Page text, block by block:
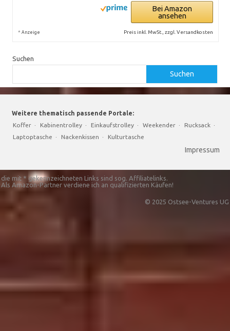
Bei Amazon
ansehen
* Anzeige Preis inkl. MwSt., zzgl. Versandkosten
Suchen
Suchen
Weitere thematisch passende Portale:
Koffer · Kabinentrolley · Einkaufstrolley · Weekender · Rucksack ·
Laptoptasche · Nackenkissen · Kulturtasche
Impressum
die mit * gekennzeichneten Links sind sog. Affiliatelinks.
Als Amazon-Partner verdiene ich an qualifizierten Käufen!
© 2025 Ostsee-Ventures UG